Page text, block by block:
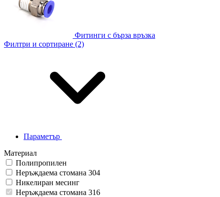
Фитинги с бърза връзка
Филтри и сортиране (2)
Параметър
Материал
Полипропилен
Неръждаема стомана 304
Никелиран месинг
Неръждаема стомана 316